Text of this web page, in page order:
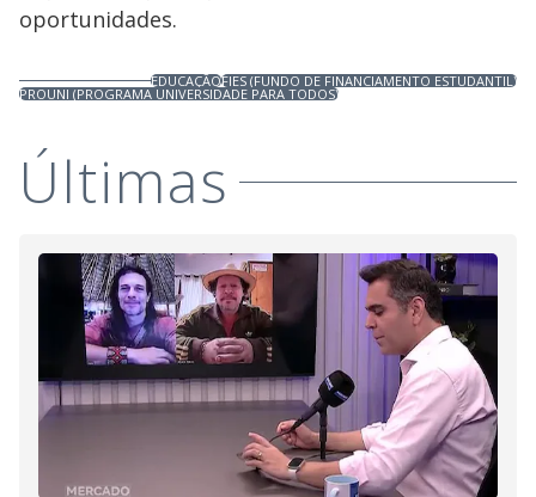
oportunidades.
EDUCAÇÃOFIES (FUNDO DE FINANCIAMENTO ESTUDANTIL)
PROUNI (PROGRAMA UNIVERSIDADE PARA TODOS)
Últimas